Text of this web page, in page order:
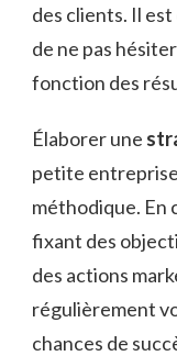
des clients. Il
de ne pas
fonction des
Élaborer une
petite
méthodique. En
fixant des
des actions
régulièrement
chances de